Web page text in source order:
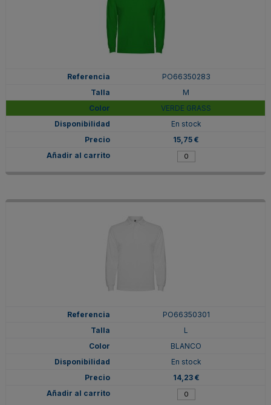
PO66350283
M
VERDE GRASS
En stock
15,75 €
PO66350301
L
BLANCO
En stock
14,23 €